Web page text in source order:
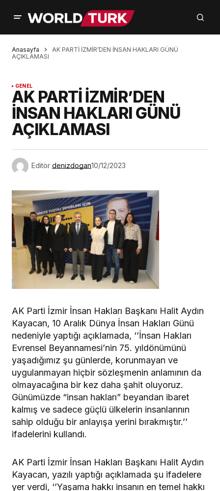
Anasayfa
AK PARTİ İZMİR’DEN İNSAN HAKLARI GÜNÜ
AÇIKLAMASI
GENEL
AK PARTİ İZMİR’DEN
İNSAN HAKLARI GÜNÜ
AÇIKLAMASI
Editör denizdogan10/12/2023
AK Parti İzmir İnsan Hakları Başkanı Halit Aydın
Kayacan, 10 Aralık Dünya İnsan Hakları Günü
nedeniyle yaptığı açıklamada, ‘’İnsan Hakları
Evrensel Beyannamesi’nin 75. yıldönümünü
yaşadığımız şu günlerde, korunmayan ve
uygulanmayan hiçbir sözleşmenin anlamının da
olmayacağına bir kez daha şahit oluyoruz.
Günümüzde “insan hakları” beyandan ibaret
kalmış ve sadece güçlü ülkelerin insanlarının
sahip olduğu bir anlayışa yerini bırakmıştır.’’
ifadelerini kullandı.
AK Parti İzmir İnsan Hakları Başkanı Halit Aydın
Kayacan, yazılı yaptığı açıklamada şu ifadelere
yer verdi, ‘’Yaşama hakkı insanın en temel hakkı